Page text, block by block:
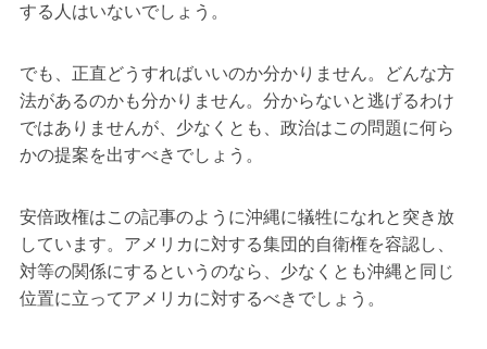
する人はいないでしょう。
でも、正直どうすればいいのか分かりません。どんな方
法があるのかも分かりません。分からないと逃げるわけ
ではありませんが、少なくとも、政治はこの問題に何ら
かの提案を出すべきでしょう。
安倍政権はこの記事のように沖縄に犠牲になれと突き放
しています。アメリカに対する集団的自衛権を容認し、
対等の関係にするというのなら、少なくとも沖縄と同じ
位置に立ってアメリカに対するべきでしょう。